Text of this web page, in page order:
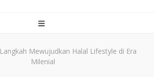
Langkah Mewujudkan Halal Lifestyle di Era
Milenial